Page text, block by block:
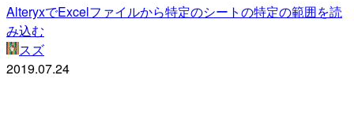
AlteryxでExcelファイルから特定のシートの特定の範囲を読
み込む
スズ
2019.07.24